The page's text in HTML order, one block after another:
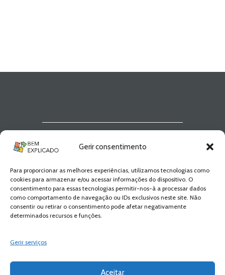
Gerir consentimento
Para proporcionar as melhores experiências, utilizamos tecnologias como
cookies para armazenar e/ou acessar informações do dispositivo. O
consentimento para essas tecnologias permitir-nos-à a processar dados
como comportamento de navegação ou IDs exclusivos neste site. Não
consentir ou retirar o consentimento pode afetar negativamente
determinados recursos e funções.
Gerir serviços
Aceitar
Explicado
Fica a par de todas as novidades! Zero
Spam, apenas novidades e novos
conteúdos!